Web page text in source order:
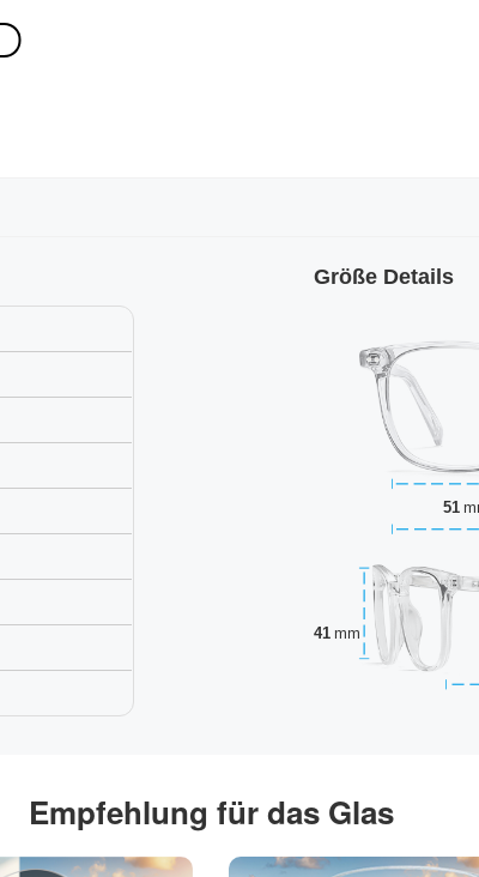
Größe Details
51
41 mm
Empfehlung für das Glas